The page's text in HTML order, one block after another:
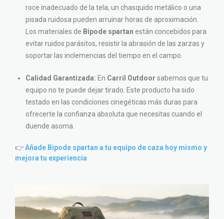
roce inadecuado de la tela, un chasquido metálico o una
pisada ruidosa pueden arruinar horas de aproximación.
Los materiales de Bipode spartan están concebidos para
evitar ruidos parásitos, resistir la abrasión de las zarzas y
soportar las inclemencias del tiempo en el campo.
Calidad Garantizada: En Carril Outdoor sabemos que tu
equipo no te puede dejar tirado. Este producto ha sido
testado en las condiciones cinegéticas más duras para
ofrecerte la confianza absoluta que necesitas cuando el
duende asoma.
👉Añade Bipode spartan a tu equipo de caza hoy mismo y
mejora tu experiencia